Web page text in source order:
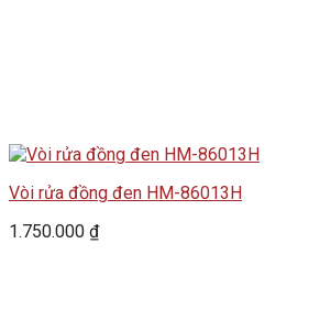
Vòi rửa đồng đen HM-86013H
1.750.000 ₫